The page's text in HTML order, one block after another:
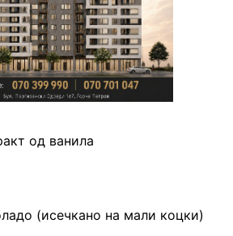
од ванила
(исечкано на мали коцки)